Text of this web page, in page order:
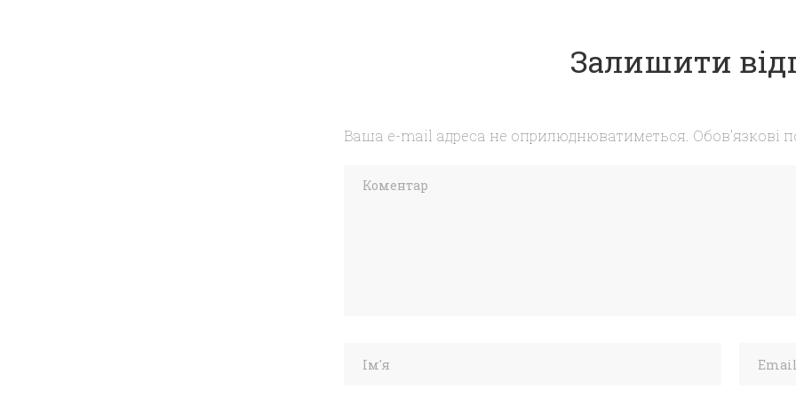
Залишити
Ваша e-mail адреса не оприлюднюватиметься. Обов’язкові